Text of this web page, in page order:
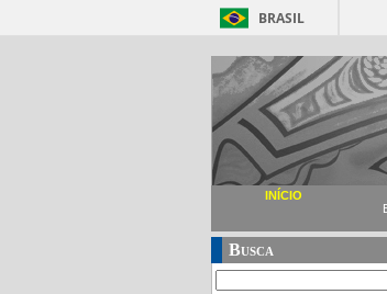
BRASIL
INÍCIO
Busca